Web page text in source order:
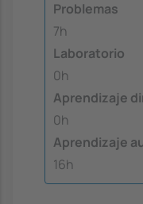
Problemas
7h
Laboratorio
0h
Aprendizaje
0h
Aprendizaje
16h